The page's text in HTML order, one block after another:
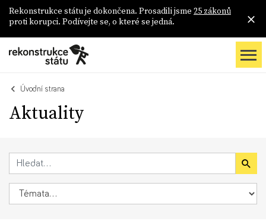
Rekonstrukce státu je dokončena. Prosadili jsme 25 zákonů
proti korupci. Podívejte se, o které se jedná.
Úvodní strana
Aktuality